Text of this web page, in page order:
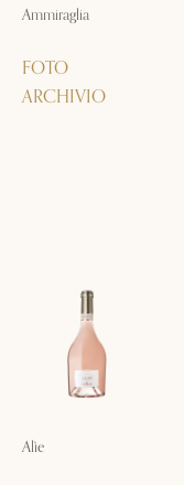
Ammiraglia
FOTO
ARCHIVIO
Alìe